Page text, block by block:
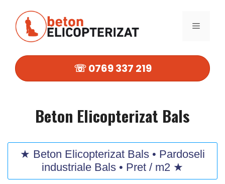
conținut
MENIU
☏ 0769 337 219
Beton Elicopterizat Bals
★ Beton Elicopterizat Bals • Pardoseli
industriale Bals • Pret / m2 ★